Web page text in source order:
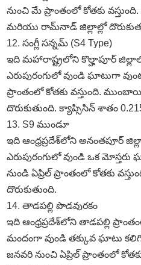
నుంచి మే ప్రాంతంలో కోతకు
మరియు రామ్‌నాడ్‌ జిల్లాల్లో
12. సంగ్లీ సన్నమ్‌ (S4 Type)
ఇది మహారాష్ట్రలోని కొల్హాపూర్‌ జిల్లాలో
ఎరుపురంగులో వుండి ఘాటుగా
ప్రాంతంలో కోతకు వస్తుంది.
దొరుకుతుంది. క్యాప్సిసిన్‌ శాతం
13. S9 ముండూ
ఇది ఆంధ్రప్రదేశ్‌లోని అనంతపూర్‌
ఎరుపురంగులో వుండి ఒక మోస్తరు
నుండి ఏప్రిల్‌ ప్రాంతంలో కోతకు
దొరుకుతుంది.
14. తాడపల్లి పొడవురకం
ఇది ఆంధ్రప్రదేశ్‌లోని తాడపల్లి
మందంగా వుండి తక్కువ ఘాటు కలిగి
జనవరి నుంచి ఏప్రిల్‌ ప్రాంతంలో